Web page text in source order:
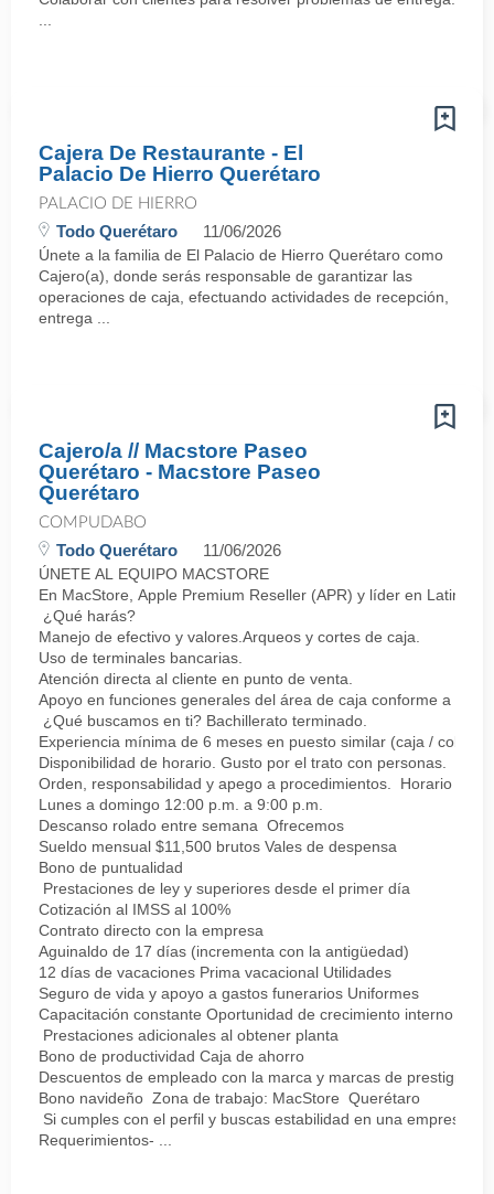
Cajera De Restaurante - El
Palacio De Hierro Querétaro
PALACIO DE HIERRO
Todo Querétaro 11/06/2026
Únete a la familia de El Palacio de Hierro Querétaro como
Cajero(a), donde serás responsable de garantizar las
operaciones de caja, efectuando actividades de recepción,
entrega ...
Cajero/a // Macstore Paseo
Querétaro - Macstore Paseo
Querétaro
COMPUDABO
Todo Querétaro 11/06/2026
ÚNETE AL EQUIPO MACSTORE
En MacStore, Apple Premium Reseller (APR) y líder en
¿Qué harás?
Manejo de efectivo y valores.Arqueos y cortes de caja.
Uso de terminales bancarias.
Atención directa al cliente en punto de venta.
Apoyo en funciones generales del área de caja conforme a
¿Qué buscamos en ti? Bachillerato terminado.
Experiencia mínima de 6 meses en puesto similar (caja / cobro).
Disponibilidad de horario. Gusto por el trato con personas.
Orden, responsabilidad y apego a procedimientos. Horario
Lunes a domingo 12:00 p.m. a 9:00 p.m.
Descanso rolado entre semana Ofrecemos
Sueldo mensual $11,500 brutos Vales de despensa
Bono de puntualidad
Prestaciones de ley y superiores desde el primer día
Cotización al IMSS al 100%
Contrato directo con la empresa
Aguinaldo de 17 días (incrementa con la antigüedad)
12 días de vacaciones Prima vacacional Utilidades
Seguro de vida y apoyo a gastos funerarios Uniformes
Capacitación constante Oportunidad de crecimiento interno
Prestaciones adicionales al obtener planta
Bono de productividad Caja de ahorro
Descuentos de empleado con la marca y marcas de prestigio
Bono navideño Zona de trabajo: MacStore Querétaro
Si cumples con el perfil y buscas estabilidad en una empresa
Requerimientos- ...